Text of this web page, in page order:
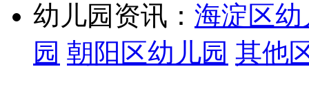
幼儿园资讯： 海淀区幼
园 朝阳区幼儿园 其他